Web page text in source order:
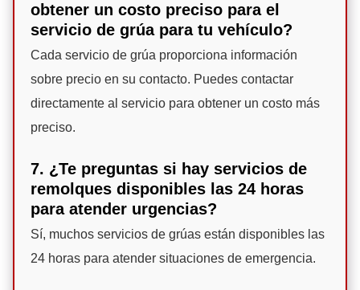
obtener un costo preciso para el
servicio de grúa para tu vehículo?
Cada servicio de grúa proporciona información
sobre precio en su contacto. Puedes contactar
directamente al servicio para obtener un costo más
preciso.
7. ¿Te preguntas si hay servicios de
remolques disponibles las 24 horas
para atender urgencias?
Sí, muchos servicios de grúas están disponibles las
24 horas para atender situaciones de emergencia.